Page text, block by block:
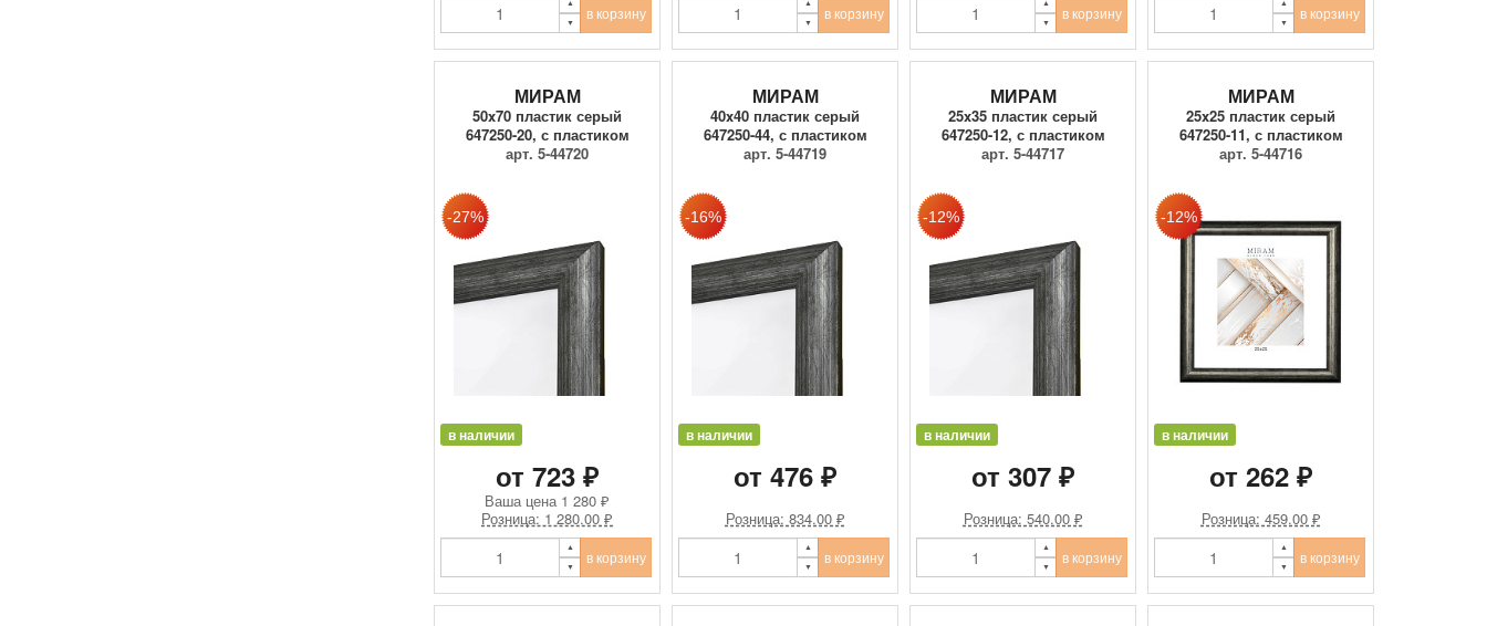
в корзину в корзину в корзину в корзину
МИРАМ
50x70 пластик серый
647250-20, с пластиком
арт. 5-44720
в наличии
от 723 ₽
Ваша цена 1 280 ₽
Розница: 1 280.00 ₽
в корзину
МИРАМ
40x40 пластик серый
647250-44, с пластиком
арт. 5-44719
в наличии
от 476 ₽
Розница: 834.00 ₽
в корзину
МИРАМ
25x35 пластик серый
647250-12, с пластиком
арт. 5-44717
в наличии
от 307 ₽
Розница: 540.00 ₽
в корзину
МИРАМ
25x25 пластик серый
647250-11, с пластиком
арт. 5-44716
в наличии
от 262 ₽
Розница: 459.00 ₽
в корзину